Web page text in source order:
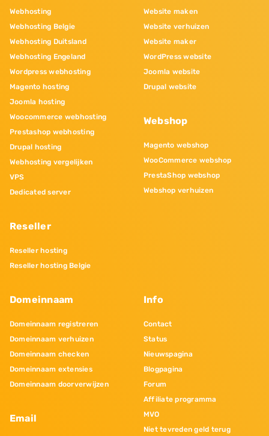
Webhosting
Webhosting Belgie
Webhosting Duitsland
Webhosting Engeland
Wordpress webhosting
Magento hosting
Joomla hosting
Woocommerce webhosting
Prestashop webhosting
Drupal hosting
Webhosting vergelijken
VPS
Dedicated server
Reseller
Reseller hosting
Reseller hosting Belgie
Website maken
Website verhuizen
Website maker
WordPress website
Joomla website
Drupal website
Webshop
Magento webshop
WooCommerce webshop
PrestaShop webshop
Webshop verhuizen
Domeinnaam
Domeinnaam registreren
Domeinnaam verhuizen
Domeinnaam checken
Domeinnaam extensies
Domeinnaam doorverwijzen
Email
Info
Contact
Status
Nieuwspagina
Blogpagina
Forum
Affiliate programma
MVO
Niet tevreden geld terug